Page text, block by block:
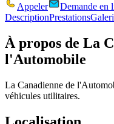
Appeler
Demande en
DescriptionPrestations
À propos de La
l'Automobile
La Canadienne de
véhicules utilitaires.